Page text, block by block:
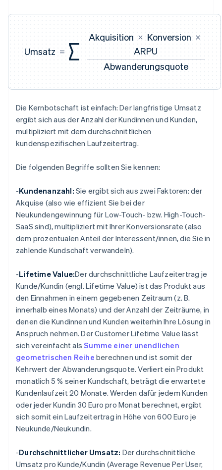
Umsatz = ∑
Akquisition × Konversion ×
ARPU
Abwanderungsquote
Die Kernbotschaft ist einfach: Der langfristige Umsatz
ergibt sich aus der Anzahl der Kundinnen und Kunden,
multipliziert mit dem durchschnittlichen
kundenspezifischen Laufzeitertrag.
Die folgenden Begriffe sollten Sie kennen:
-Kundenanzahl: Sie ergibt sich aus zwei Faktoren: der
Akquise (also wie effizient Sie bei der
Neukundengewinnung für Low-Touch- bzw. High-Touch-
SaaS sind), multipliziert mit Ihrer Konversionsrate (also
dem prozentualen Anteil der Interessent/innen, die Sie in
zahlende Kundschaft verwandeln).
-Lifetime Value:Der durchschnittliche Laufzeitertrag je
Kunde/Kundin (engl. Lifetime Value) ist das Produkt aus
den Einnahmen in einem gegebenen Zeitraum (z. B.
innerhalb eines Monats) und der Anzahl der Zeiträume, in
denen die Kundinnen und Kunden weiterhin Ihre Lösung in
Anspruch nehmen. Der Customer Lifetime Value lässt
sich vereinfacht alsSumme einer unendlichen
geometrischen Reihe berechnen und ist somit der
Kehrwert der Abwanderungsquote. Verliert ein Produkt
monatlich 5 % seiner Kundschaft, beträgt die erwartete
Kundenlaufzeit 20 Monate. Werden dafür jedem Kunden
oder jeder Kundin 30 Euro pro Monat berechnet, ergibt
sich somit ein Laufzeitertrag in Höhe von 600 Euro je
Neukunde/Neukundin.
-Durchschnittlicher Umsatz: Der durchschnittliche
Umsatz pro Kunde/Kundin (Average Revenue Per User,